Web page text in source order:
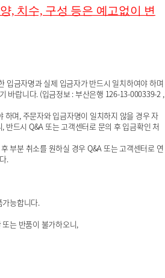
, 치수, 구성 등은 예고없이 변
입금자명과 실제 입금자가 반드시 일치하여야 하며
바랍니다. (입금정보 : 부산은행 126-13-000339-2 ,
하며, 주문자와 입금자명이 일치하지 않을 경우 자
반드시 Q&A 또는 고객센터로 문의 후 입금확인 처
부분 취소를 원하실 경우 Q&A 또는 고객센터로 연
.
가능합니다.
는 반품이 불가하오니,